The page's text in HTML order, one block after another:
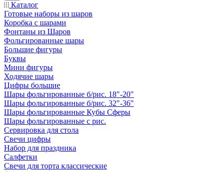
Каталог
Готовые наборы из шаров
Коробка с шарами
Фонтаны из Шаров
Фольгированные шары
Большие фигуры
Буквы
Мини фигуры
Ходячие шары
Цифры большие
Шары фольгированные б/рис. 18"-20"
Шары фольгированные б/рис. 32"-36"
Шары фольгированные Кубы Сферы
Шары фольгированные с рис.
Сервировка для стола
Свечи цифры
Набор для праздника
Салфетки
Свечи для торта классические